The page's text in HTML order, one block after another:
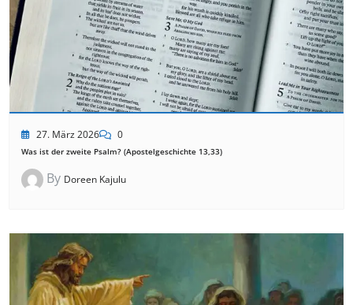
27. März 2026 0
Was ist der zweite Psalm? (Apostelgeschichte 13,33)
By Doreen Kajulu